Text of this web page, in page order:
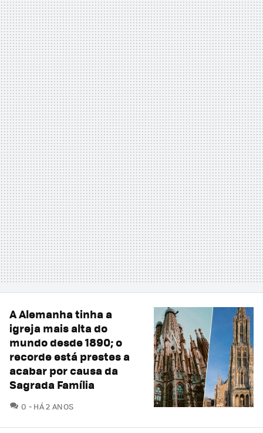
A Alemanha tinha a
igreja mais alta do
mundo desde 1890; o
recorde está prestes a
acabar por causa da
Sagrada Família
0 COMENTÁRIOS
HÁ 2 ANOS